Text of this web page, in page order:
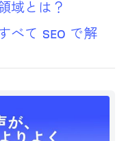
域とは？
べて SEO で解